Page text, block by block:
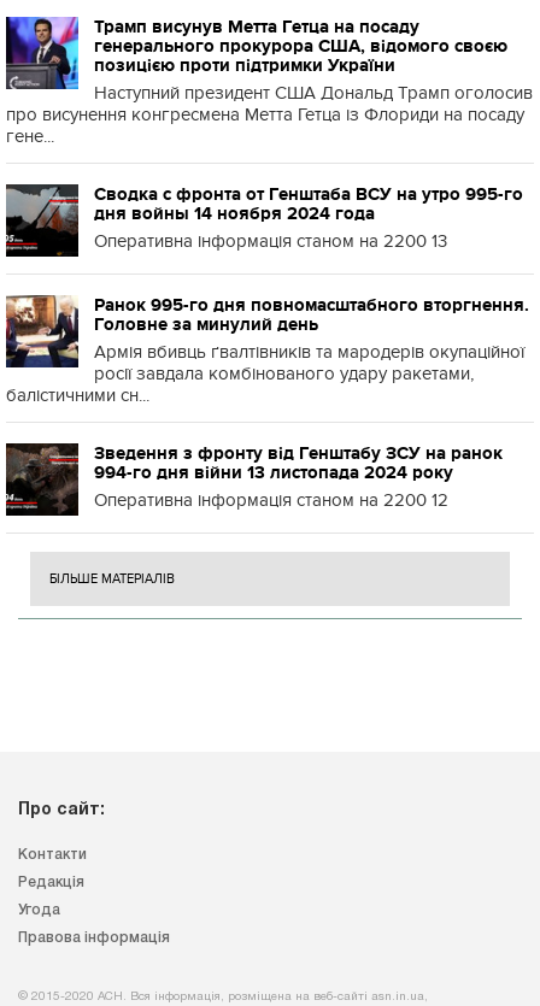
Трамп висунув Метта Гетца на посаду
генерального прокурора США, відомого своєю
позицією проти підтримки України
Наступний президент США Дональд Трамп оголосив
про висунення конгресмена Метта Гетца із Флориди на посаду
гене...
Сводка с фронта от Генштаба ВСУ на утро 995-го
дня войны 14 ноября 2024 года
Оперативна інформація станом на 2200 13
Ранок 995-го дня повномасштабного вторгнення.
Головне за минулий день
Армія вбивць ґвалтівників та мародерів окупаційної
росії завдала комбінованого удару ракетами,
балістичними сн...
Зведення з фронту від Генштабу ЗСУ на ранок
994-го дня війни 13 листопада 2024 року
Оперативна інформація станом на 2200 12
БІЛЬШЕ МАТЕРІАЛІВ
Про сайт:
Контакти
Редакція
Угода
Правова інформація
© 2015-2020 АСН. Вся інформація, розміщена на веб-сайті asn.in.ua,